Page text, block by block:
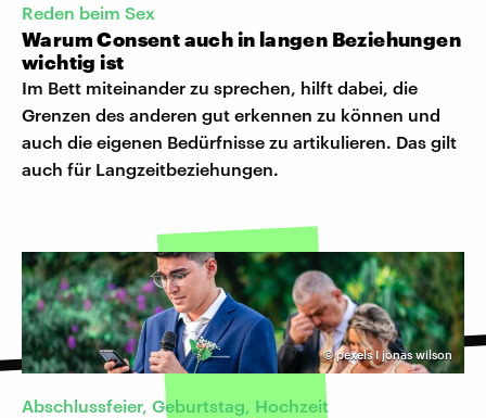
Reden beim Sex
Warum Consent auch in langen Beziehungen
wichtig ist
Im Bett miteinander zu sprechen, hilft dabei, die
Grenzen des anderen gut erkennen zu können und
auch die eigenen Bedürfnisse zu artikulieren. Das gilt
auch für Langzeitbeziehungen.
©pexels I jonas wilson
Abschlussfeier, Geburtstag, Hochzeit